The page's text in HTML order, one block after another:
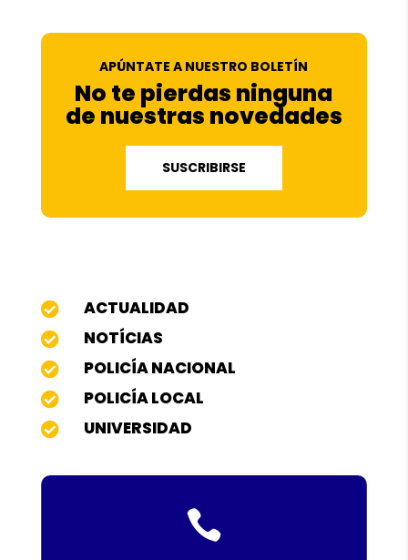
APÚNTATE A NUESTRO BOLETÍN
No te pierdas ninguna
de nuestras novedades
SUSCRIBIRSE
 ACTUALIDAD
 NOTÍCIAS
 POLICÍA NACIONAL
 POLICÍA LOCAL
 UNIVERSIDAD
